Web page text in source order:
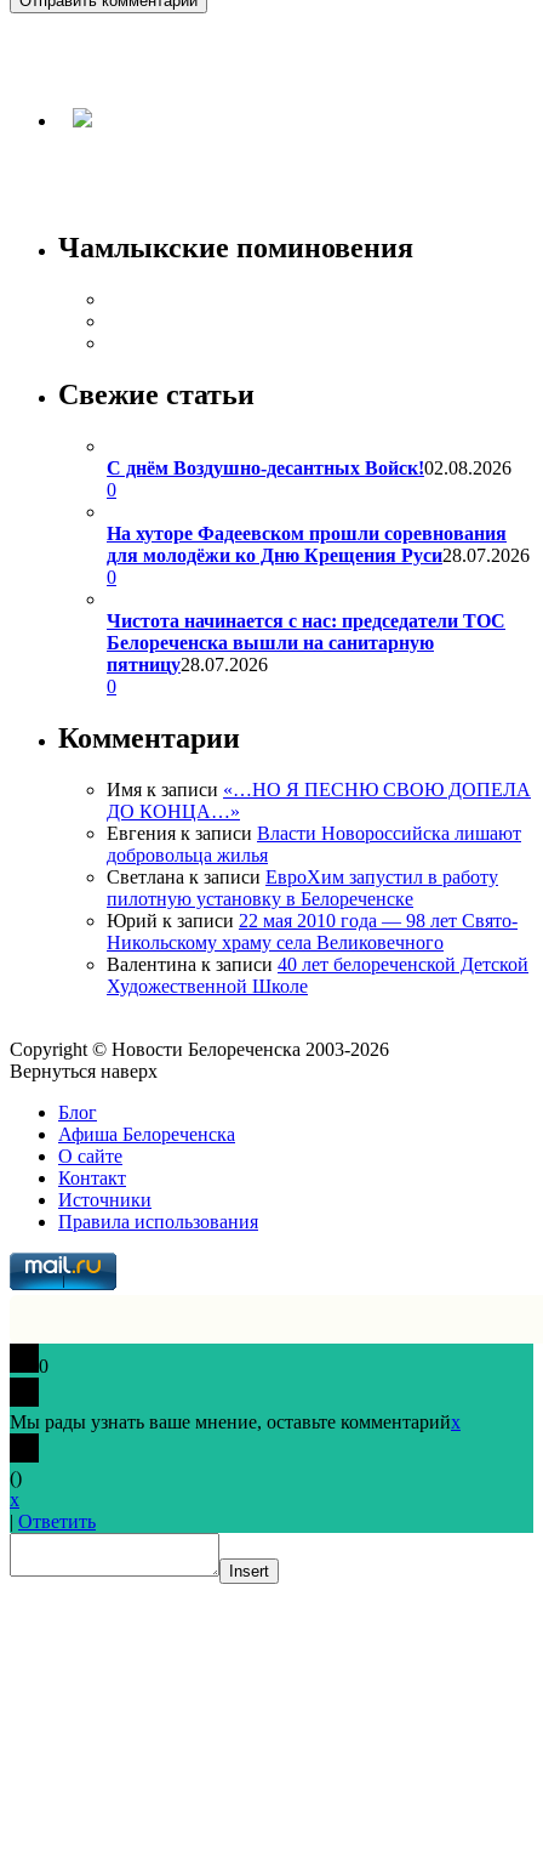
Чамлыкские поминовения
Свежие статьи
С днём Воздушно-десантных Войск!02.08.2026
0
На хуторе Фадеевском прошли соревнования
для молодёжи ко Дню Крещения Руси28.07.2026
0
Чистота начинается с нас: председатели ТОС
Белореченска вышли на санитарную
пятницу28.07.2026
0
Комментарии
Имя к записи «…НО Я ПЕСНЮ СВОЮ ДОПЕЛА
ДО КОНЦА…»
Евгения к записи Власти Новороссийска лишают
добровольца жилья
Светлана к записи ЕвроХим запустил в работу
пилотную установку в Белореченске
Юрий к записи 22 мая 2010 года — 98 лет Свято-
Никольскому храму села Великовечного
Валентина к записи 40 лет белореченской Детской
Художественной Школе
Copyright © Новости Белореченска 2003-2026
Вернуться наверх
Блог
Афиша Белореченска
О сайте
Контакт
Источники
Правила использования
0
Мы рады узнать ваше мнение, оставьте комментарийx
()
x
| Ответить
Insert